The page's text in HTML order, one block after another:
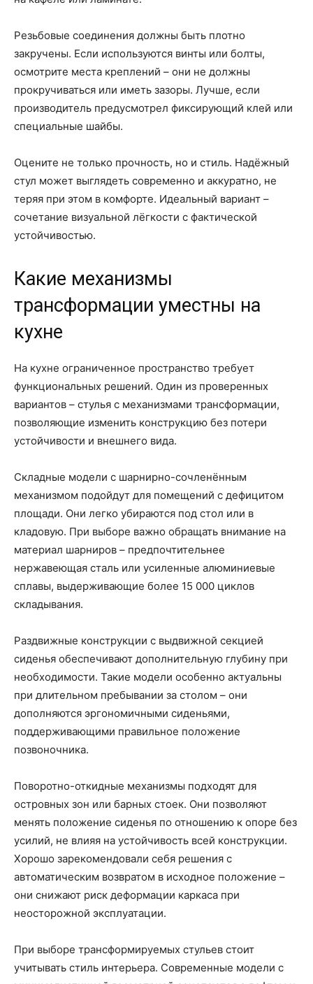
Резьбовые соединения должны быть плотно
закручены. Если используются винты или болты,
осмотрите места креплений – они не должны
прокручиваться или иметь зазоры. Лучше, если
производитель предусмотрел фиксирующий клей или
специальные шайбы.
Оцените не только прочность, но и стиль. Надёжный
стул может выглядеть современно и аккуратно, не
теряя при этом в комфорте. Идеальный вариант –
сочетание визуальной лёгкости с фактической
устойчивостью.
Какие механизмы
трансформации уместны на
кухне
На кухне ограниченное пространство требует
функциональных решений. Один из проверенных
вариантов – стулья с механизмами трансформации,
позволяющие изменить конструкцию без потери
устойчивости и внешнего вида.
Складные модели с шарнирно-сочленённым
механизмом подойдут для помещений с дефицитом
площади. Они легко убираются под стол или в
кладовую. При выборе важно обращать внимание на
материал шарниров – предпочтительнее
нержавеющая сталь или усиленные алюминиевые
сплавы, выдерживающие более 15 000 циклов
складывания.
Раздвижные конструкции с выдвижной секцией
сиденья обеспечивают дополнительную глубину при
необходимости. Такие модели особенно актуальны
при длительном пребывании за столом – они
дополняются эргономичными сиденьями,
поддерживающими правильное положение
позвоночника.
Поворотно-откидные механизмы подходят для
островных зон или барных стоек. Они позволяют
менять положение сиденья по отношению к опоре без
усилий, не влияя на устойчивость всей конструкции.
Хорошо зарекомендовали себя решения с
автоматическим возвратом в исходное положение –
они снижают риск деформации каркаса при
неосторожной эксплуатации.
При выборе трансформируемых стульев стоит
учитывать стиль интерьера. Современные модели с